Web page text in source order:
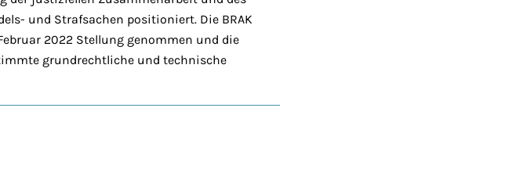
und Strafsachen positioniert. Die BRAK
2022 Stellung genommen und die
grundrechtliche und technische